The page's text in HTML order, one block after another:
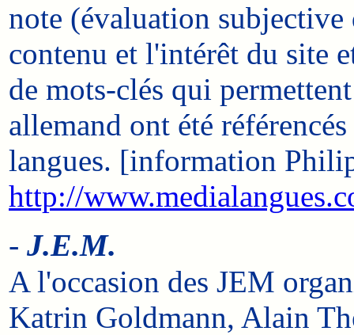
note (évaluation
contenu et l'intérêt du site
de mots-clés qui
allemand ont été
langues. [information
http://
- J.E.M.
A l'occasion des JEM
Katrin Goldmann, Alain